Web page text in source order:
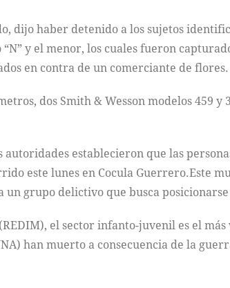
dijo haber detenido a los sujetos
“N” y el menor, los cuales fueron
en contra de un comerciante de flores.
dos Smith & Wesson modelos 459 y
establecieron que las
este lunes en Cocula Guerrero.Este
grupo delictivo que busca posicionarse
el sector infanto-juvenil es el
han muerto a consecuencia de la